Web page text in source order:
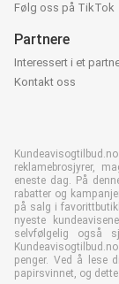
Følg oss på TikTok
Partnere
Interessert i et
Kontakt oss
reklamebrosjyrer,
eneste dag. På
rabatter og
på salg i
nyeste
selvfølgelig også
penger. Ved å lese
papirsvinnet, og